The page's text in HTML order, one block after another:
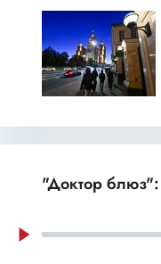
"Доктор блюз":